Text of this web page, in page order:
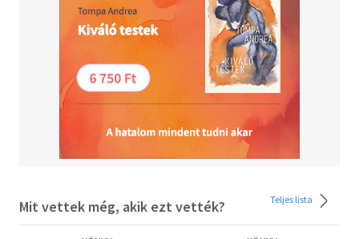
Mit vettek még, akik ezt vették? Teljes lista